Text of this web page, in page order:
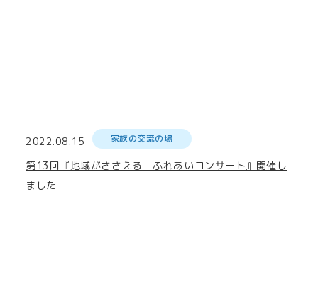
2022.08.15 家族の交流の場
第13回『地域がささえる ふれあいコンサート』開催し
ました